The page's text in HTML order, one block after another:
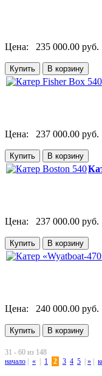
Цена: 235 000.00 руб.
Цена: 237 000.00 руб.
Цена: 237 000.00 руб.
Цена: 240 000.00 руб.
31 - 60 из 148
начало | « | 1 2 3 4 5 | » |